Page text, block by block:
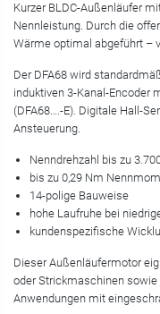
Kurzer BLDC-Außenläufer
Nennleistung. Durch die
Wärme optimal abgeführt –
Der DFA68 wird
induktiven 3-Kanal-Encoder
(DFA68….-E). Digitale Hall-
Ansteuerung.
Nenndrehzahl bis zu
bis zu 0,29 Nm
14-polige Bauweise
hohe Laufruhe bei
kundenspezifische
Dieser Außenläufermotor
oder Strickmaschinen
Anwendungen mit